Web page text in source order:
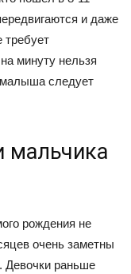
и даже
требует
минуту нельзя
малыша следует
мальчика
рождения не
очень заметны
Девочки раньше